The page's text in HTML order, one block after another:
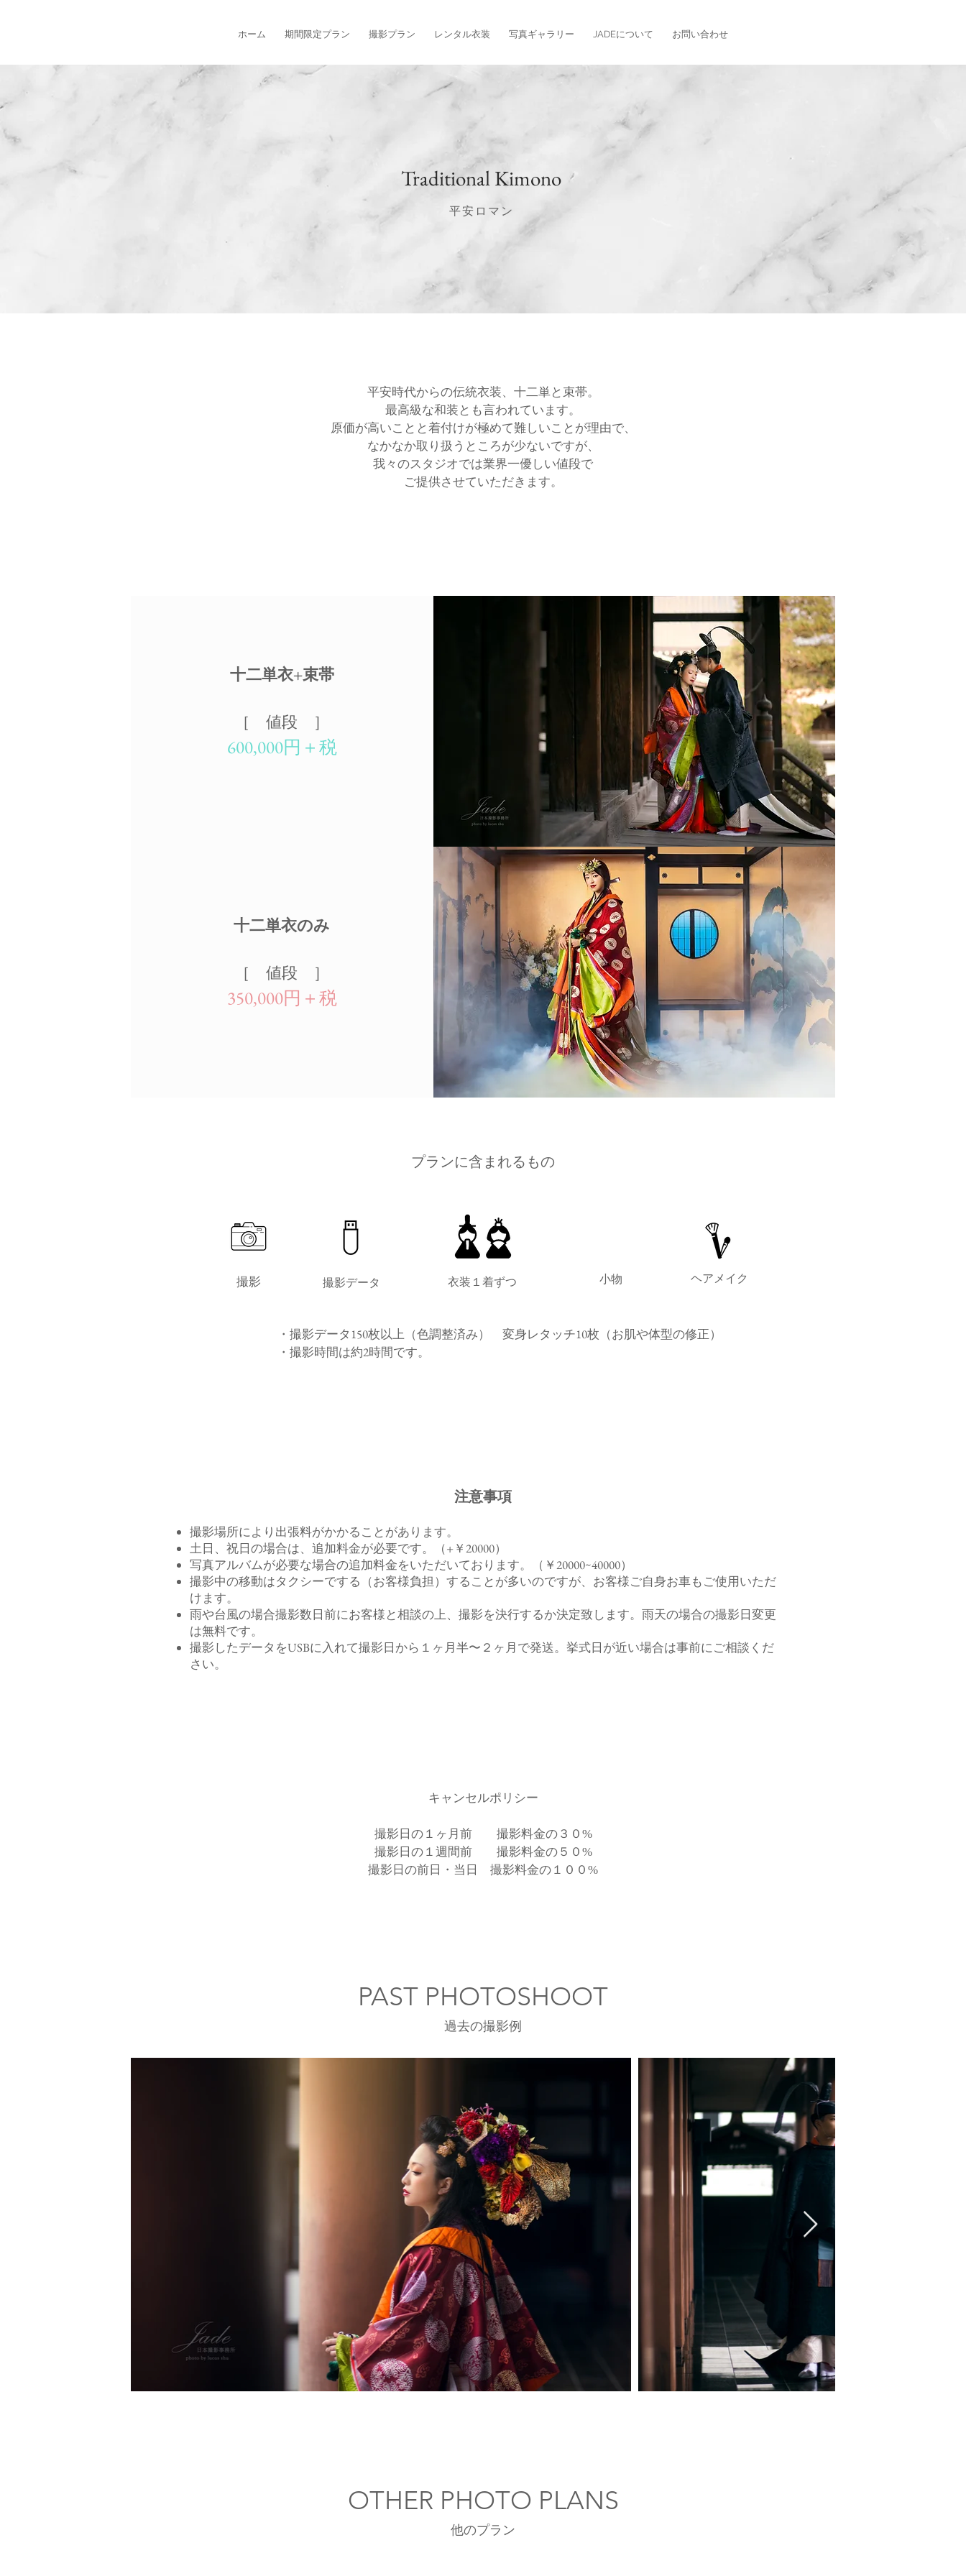
ホーム 期間限定プラン 撮影プラン レンタル衣装 写真ギャラリー JADEについて お問い合わせ
Traditional Kimono
平安ロマン
平安時代からの伝統衣装、十二単と束帯。
最高級な和装とも言われています。
原価が高いことと着付けが極めて難しいことが理由で、
なかなか取り扱うところが少ないですが、
我々のスタジオでは業界一優しい値段で
ご提供させていただきます。
十二単衣+​束帯
［ ​値段 ］
600,000円＋税
十二単衣のみ
［ ​値段 ］
350,000円＋税
​プランに含まれるもの
撮影 撮影データ 衣装１着ずつ 小物 ​ヘアメイク
・撮影データ150枚以上（色調整済み） 変身レタッチ10枚（お肌や体型の修正）
・​​撮影時間は約2時間です。
注意事項
撮影場所により出張料がかかることがあります。
土日、祝日の場合は、追加料金が必要です。（+￥20000）
写真アルバムが必要な場合の追加料金をいただいております。（￥20000~40000）
撮影中の移動はタクシーでする（お客様負担）することが多いのですが、 お客様ご自身お車もご使用いただ
けます。
雨や台風の場合撮影数日前にお客様と相談の上、撮影を決行するか決定致します​。雨天の場合の撮影日変更
は無料です。
撮影したデータをUSBに入れて撮影日から１ヶ月半〜２ヶ月で発送​。挙式日が近い場合は事前にご相談くだ
さい。
キャンセルポリシー
撮影日の１ヶ月前 撮影料金の３０%
撮影日の１週間前 撮影料金の５０%
撮影日の前日・当日 撮影料金の１００%
PAST PHOTOSHOOT
​過去の撮影例
OTHER PHOTO PLANS
​他のプラン